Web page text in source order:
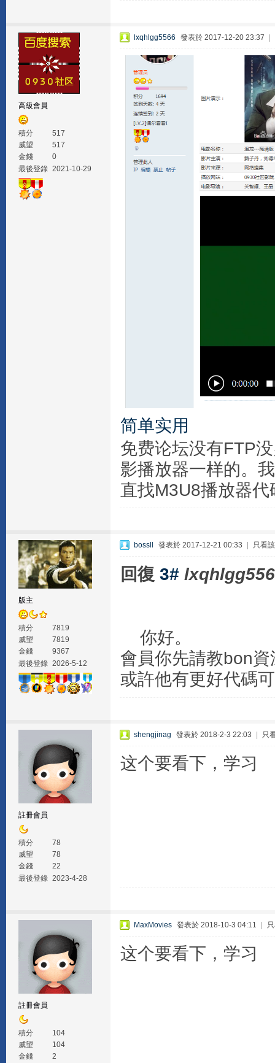
高級會員
積分
517
威望
517
金錢
0
最後登錄 2021-10-29
lxqhlgg5566 發表於 2017-12-20 23:37
简单实用
免费论坛没有FTP
影播放器一样的。
直找M3U8播放器代
版主
積分
7819
威望
7819
金錢
9367
最後登錄 2026-5-12
bossll 發表於 2017-12-21 00:33 只看
回復 3#
你好。
會員你先請教bon
或許他有更好代碼
註冊會員
積分
78
威望
78
金錢
22
最後登錄 2023-4-28
shengjinag 發表於 2018-2-3 22:03 只
这个要看下，学习
註冊會員
積分
104
威望
104
金錢
2
MaxMovies 發表於 2018-10-3 04:11
这个要看下，学习